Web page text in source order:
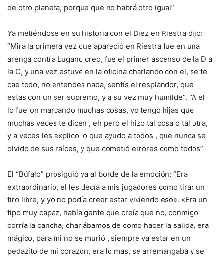
de otro planeta, porque que no habrá otro igual”
Ya metiéndose en su historia con el Diez en Riestra dijo:
“Mira la primera vez que apareció en Riestra fue en una
arenga contra Lugano creo, fue el primer ascenso de la D a
la C, y una vez estuve en la oficina charlando con el, se te
cae todo, no entendes nada, sentís el resplandor, que
estas con un ser supremo, y a su vez muy humilde”. “A el
lo fueron marcando muchas cosas, yo tengo hijas que
muchas veces te dicen , eh pero el hizo tal cosa o tal otra,
y a veces les explico lo que ayudo a todos , que nunca se
olvido de sus raíces, y que cometió errores como todos”
El “Búfalo” prosiguió ya al borde de la emoción: “Era
extraordinario, el les decía a mis jugadores como tirar un
tiro libre, y yo no podía creer estar viviendo eso». «Era un
tipo muy capaz, había gente que creía que no, conmigo
corría la cancha, charlábamos de como hacer la salida, era
mágico, para mi no se murió , siempre va estar en un
pedazito de mi corazón, era lo mas, se arremangaba y se